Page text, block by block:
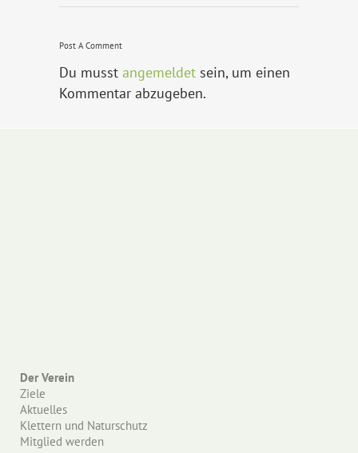
Post A Comment
Du musst angemeldet sein, um einen
Kommentar abzugeben.
Der Verein
Ziele
Aktuelles
Klettern und Naturschutz
Mitglied werden